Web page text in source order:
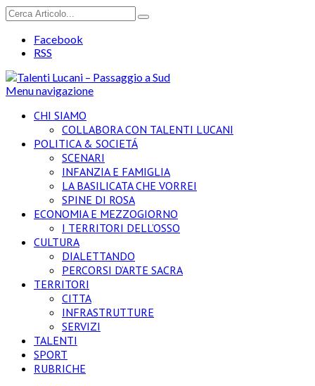
Facebook
RSS
Menu navigazione
CHI SIAMO
COLLABORA CON TALENTI LUCANI
POLITICA & SOCIETÁ
SCENARI
INFANZIA E FAMIGLIA
LA BASILICATA CHE VORREI
SPINE DI ROSA
ECONOMIA E MEZZOGIORNO
I TERRITORI DELL’OSSO
CULTURA
DIALETTANDO
PERCORSI D’ARTE SACRA
TERRITORI
CITTA
INFRASTRUTTURE
SERVIZI
TALENTI
SPORT
RUBRICHE